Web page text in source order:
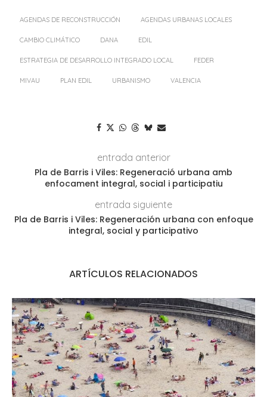
AGENDAS DE RECONSTRUCCIÓN AGENDAS URBANAS LOCALES
CAMBIO CLIMÁTICO DANA EDIL
ESTRATEGIA DE DESARROLLO INTEGRADO LOCAL FEDER
MIVAU PLAN EDIL URBANISMO VALENCIA
entrada anterior
Pla de Barris i Viles: Regeneració urbana amb
enfocament integral, social i participatiu
entrada siguiente
Pla de Barris i Viles: Regeneración urbana con enfoque
integral, social y participativo
ARTÍCULOS RELACIONADOS